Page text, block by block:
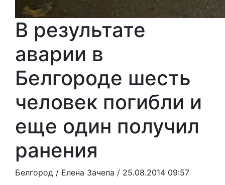
В результате
аварии в
Белгороде шесть
человек погибли и
еще один получил
ранения
Белгород / Елена Зачепа / 25.08.2014 09:57